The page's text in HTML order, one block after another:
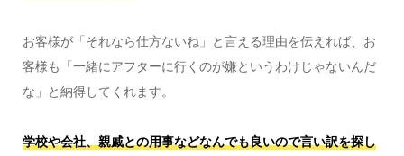
お客様が「それなら仕方ないね」と言える理由を伝えれば、お
客様も「一緒にアフターに行くのが嫌というわけじゃないんだ
な」と納得してくれます。
学校や会社、親戚との用事などなんでも良いので言い訳を探し